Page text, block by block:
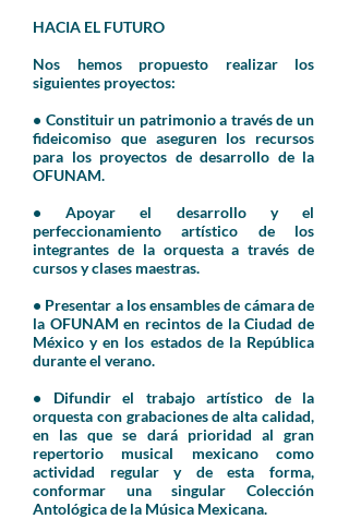
HACIA EL FUTURO
Nos hemos propuesto realizar los
siguientes proyectos:
• Constituir un patrimonio a través de un
fideicomiso que aseguren los recursos
para los proyectos de desarrollo de la
OFUNAM.
• Apoyar el desarrollo y el
perfeccionamiento artístico de los
integrantes de la orquesta a través de
cursos y clases maestras.
• Presentar a los ensambles de cámara de
la OFUNAM en recintos de la Ciudad de
México y en los estados de la República
durante el verano.
• Difundir el trabajo artístico de la
orquesta con grabaciones de alta calidad,
en las que se dará prioridad al gran
repertorio musical mexicano como
actividad regular y de esta forma,
conformar una singular Colección
Antológica de la Música Mexicana.